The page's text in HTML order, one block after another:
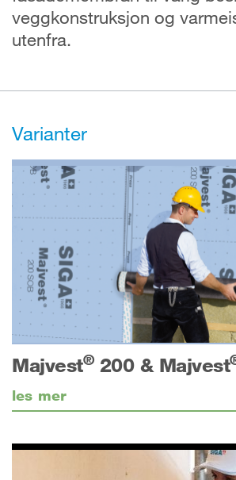
veggkonstruksjon og
utenfra.
Varianter
Majvest®200 & Majvest
les mer